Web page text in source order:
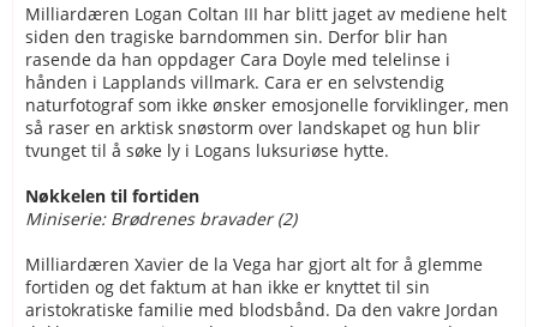
Milliardæren Logan Coltan III har blitt jaget av mediene helt
siden den tragiske barndommen sin. Derfor blir han
rasende da han oppdager Cara Doyle med telelinse i
hånden i Lapplands villmark. Cara er en selvstendig
naturfotograf som ikke ønsker emosjonelle forviklinger, men
så raser en arktisk snøstorm over landskapet og hun blir
tvunget til å søke ly i Logans luksuriøse hytte.
Nøkkelen til fortiden
Miniserie: Brødrenes bravader (2)
Milliardæren Xavier de la Vega har gjort alt for å glemme
fortiden og det faktum at han ikke er knyttet til sin
aristokratiske familie med blodsbånd. Da den vakre Jordan